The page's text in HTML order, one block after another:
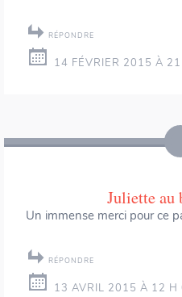
RÉPONDRE
14 FÉVRIER 2015 À
Juliette au
Un immense merci pour ce
RÉPONDRE
13 AVRIL 2015 À 12 H